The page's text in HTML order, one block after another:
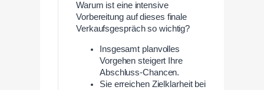
Warum ist eine intensive
Vorbereitung auf dieses finale
Verkaufsgespräch so wichtig?
Insgesamt planvolles
Vorgehen steigert Ihre
Abschluss-Chancen.
Sie erreichen Zielklarheit bei